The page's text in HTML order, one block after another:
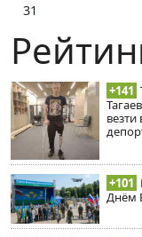
31
+141
везти
+101
Днём